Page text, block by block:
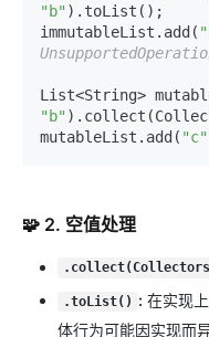
"b" ).toList();
immutableList.add(
List<String>
"b"
mutableList.add( "c"
🧩 2. 空值处理
.toList() : 在实现上
体行为可能因实现而